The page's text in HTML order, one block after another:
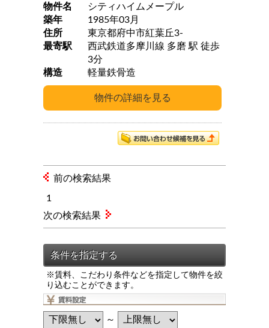
物件名
シティハイムメープル
築年
1985年03月
住所
東京都府中市紅葉丘3-
最寄駅
西武鉄道多摩川線 多磨 駅 徒歩
3分
構造
軽量鉄骨造
前の検索結果
1
※賃料、こだわり条件などを指定して物件を絞
り込むことができます。
～